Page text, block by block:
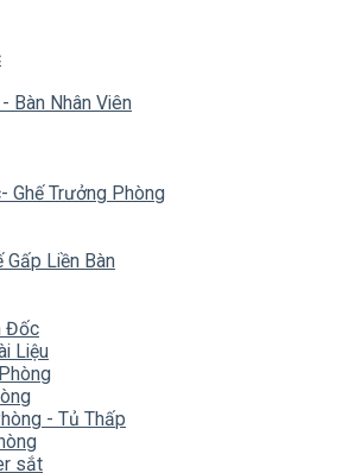
Bàn Nhân Viên
Ghế Trưởng Phòng
Gấp Liền Bàn
Đốc
Liệu
- Tủ Thấp
sắt